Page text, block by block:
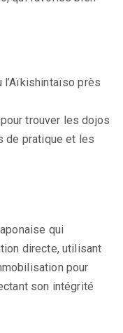
l’Aïkishintaïso près
pour trouver les dojos
de pratique et les
qui
directe, utilisant
pour
son intégrité